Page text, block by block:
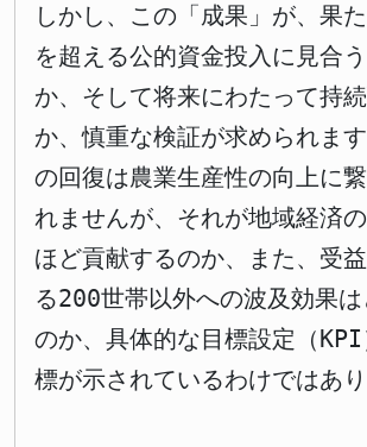
しかし、この「成果」が、果
を超える公的資金投入に見合
か、そして将来にわたって持
か、慎重な検証が求められま
の回復は農業生産性の向上に
れませんが、それが地域経済
ほど貢献するのか、また、受
る200世帯以外への波及効果
のか、具体的な目標設定（
標が示されているわけではあり